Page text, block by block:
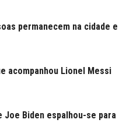
permanecem na cidade e
acompanhou Lionel Messi
Joe Biden espalhou-se para